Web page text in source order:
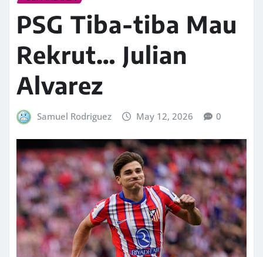
PSG Tiba-tiba Mau
Rekrut… Julian
Alvarez
Samuel Rodriguez May 12, 2026 0